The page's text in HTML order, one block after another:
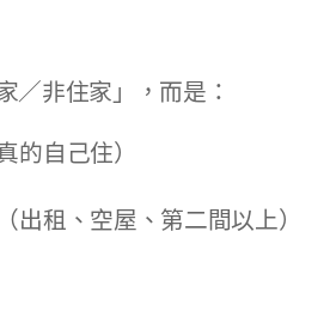
／非住家」，而是：
的自己住）
出租、空屋、第二間以上）